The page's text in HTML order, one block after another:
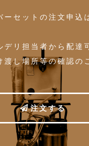
ーセットの注文申込
デリ担当者から配達
渡し場所等の確認の
注文する